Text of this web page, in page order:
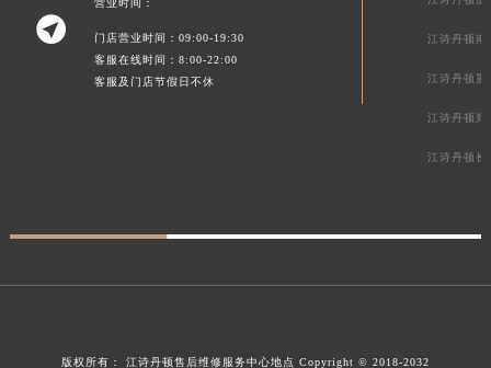

营业时间：
门店营业时间：09:00-19:30
客服在线时间：8:00-22:00
客服及门店节假日不休
江诗丹顿南
江诗丹顿重
江诗丹顿郑
江诗丹顿长
版权所有： 江诗丹顿售后维修服务中心地点 Copyright © 2018-2032